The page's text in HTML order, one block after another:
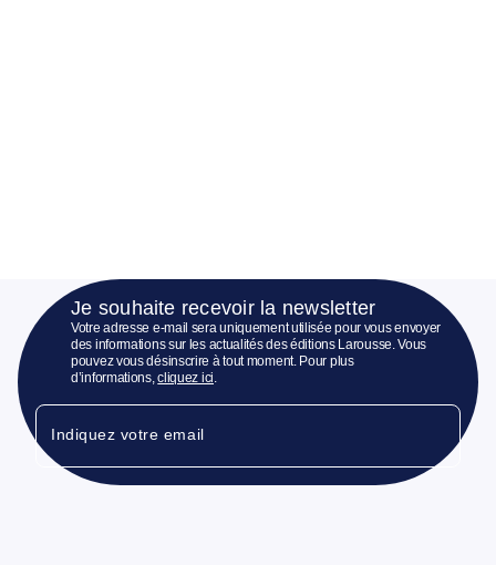
Je souhaite recevoir la newsletter
Votre adresse e-mail sera uniquement utilisée pour vous envoyer
des informations sur les actualités des éditions Larousse. Vous
pouvez vous désinscrire à tout moment. Pour plus
d’informations,cliquez ici.
Indiquez votre email